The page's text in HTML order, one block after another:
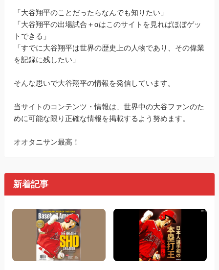
「大谷翔平のことだったらなんでも知りたい」
「大谷翔平の出場試合＋αはこのサイトを見ればほぼゲッ
トできる」
「すでに大谷翔平は世界の歴史上の人物であり、その偉業
を記録に残したい」
そんな思いで大谷翔平の情報を発信しています。
当サイトのコンテンツ・情報は、世界中の大谷ファンのた
めに可能な限り正確な情報を掲載するよう努めます。
オオタニサン最高！
新着記事